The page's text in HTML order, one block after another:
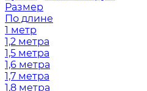
Размер
По длине
1 метр
1,2 метра
1,5 метра
1,6 метра
1,7 метра
1,8 метра